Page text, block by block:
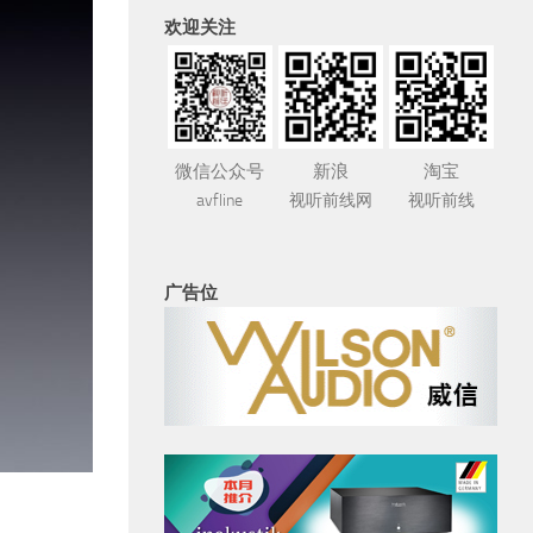
欢迎关注
微信公众号
avfline
新浪
视听前线网
淘宝
视听前线
广告位